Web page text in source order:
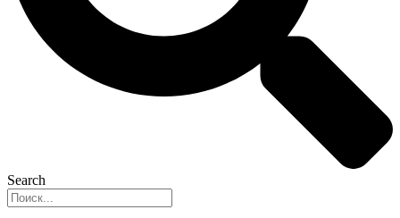
Search